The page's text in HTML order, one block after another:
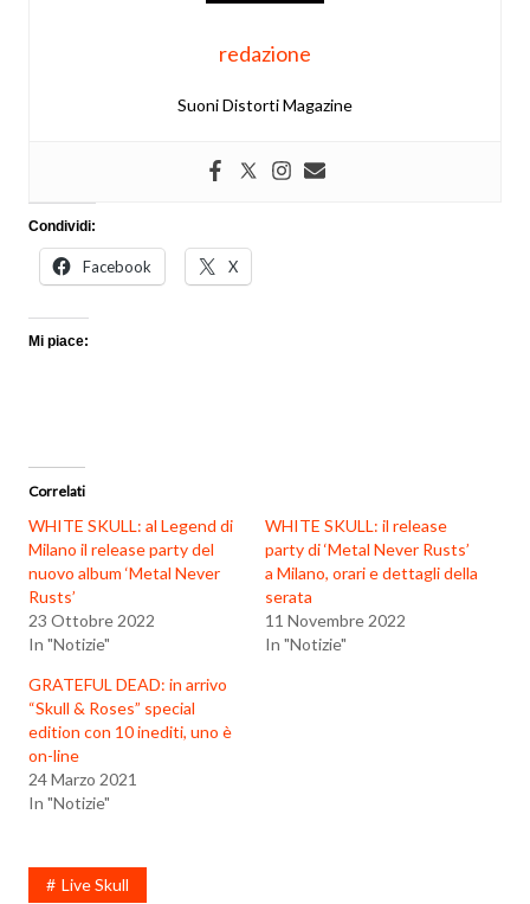
redazione
Suoni Distorti Magazine
Condividi:
Facebook X
Mi piace:
Correlati
WHITE SKULL: al Legend di
Milano il release party del
nuovo album ‘Metal Never
Rusts’
23 Ottobre 2022
In "Notizie"
WHITE SKULL: il release
party di ‘Metal Never Rusts’
a Milano, orari e dettagli della
serata
11 Novembre 2022
In "Notizie"
GRATEFUL DEAD: in arrivo
“Skull & Roses” special
edition con 10 inediti, uno è
on-line
24 Marzo 2021
In "Notizie"
Live Skull